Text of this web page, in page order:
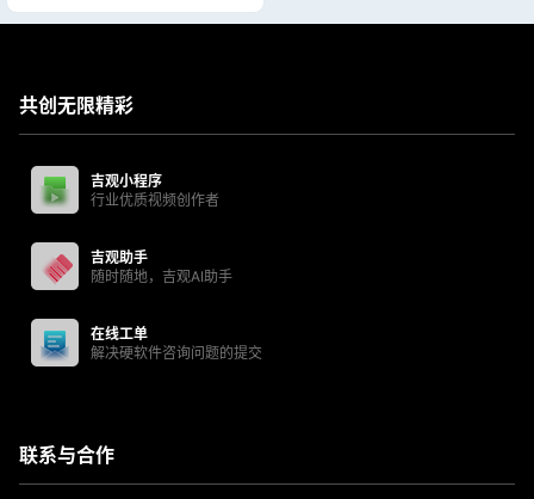
共创无限精彩
吉观小程序
行业优质视频创作者
吉观助手
随时随地，吉观AI助手
在线工单
解决硬软件咨询问题的提交
联系与合作